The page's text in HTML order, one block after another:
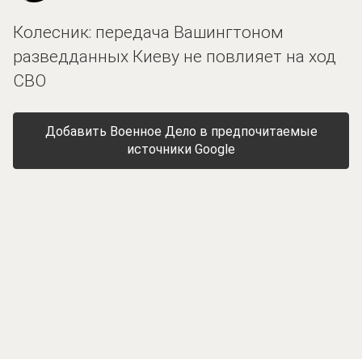
Колесник: передача Вашингтоном
разведданных Киеву не повлияет на ход
СВО
Добавить Военное Дело в предпочитаемые
источники Google